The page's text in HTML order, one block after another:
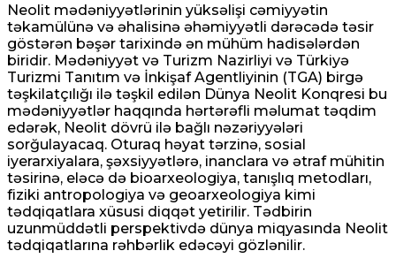
Neolit ​​mədəniyyətlərinin yüksəlişi cəmiyyətin
təkamülünə və əhalisinə əhəmiyyətli dərəcədə təsir
göstərən bəşər tarixində ən mühüm hadisələrdən
biridir. Mədəniyyət və Turizm Nazirliyi və Türkiyə
Turizmi Tanıtım və İnkişaf Agentliyinin (TGA) birgə
təşkilatçılığı ilə təşkil edilən Dünya Neolit ​​Konqresi bu
mədəniyyətlər haqqında hərtərəfli məlumat təqdim
edərək, Neolit ​​dövrü ilə bağlı nəzəriyyələri
sorğulayacaq. Oturaq həyat tərzinə, sosial
iyerarxiyalara, şəxsiyyətlərə, inanclara və ətraf mühitin
təsirinə, eləcə də bioarxeologiya, tanışlıq metodları,
fiziki antropologiya və geoarxeologiya kimi
tədqiqatlara xüsusi diqqət yetirilir. Tədbirin
uzunmüddətli perspektivdə dünya miqyasında Neolit
​​tədqiqatlarına rəhbərlik edəcəyi gözlənilir.